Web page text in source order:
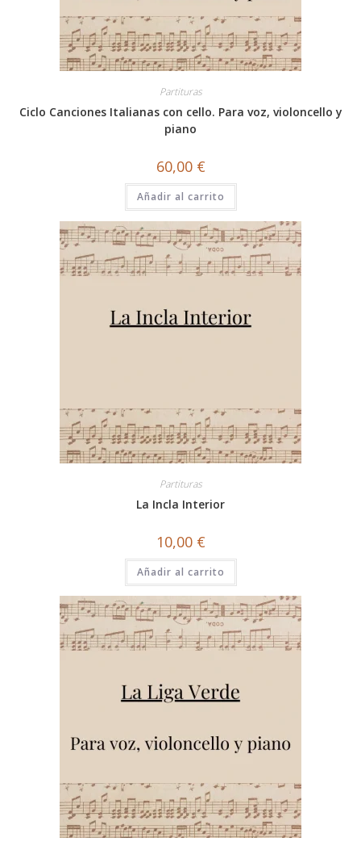
Partituras
Ciclo Canciones Italianas con cello. Para voz, violoncello y
piano
60,00 €
Añadir al carrito
Partituras
La Incla Interior
10,00 €
Añadir al carrito